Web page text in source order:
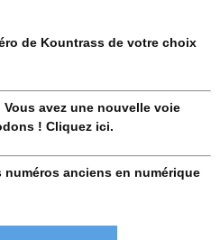
de Kountrass de votre choix
avez une nouvelle voie
! Cliquez ici.
numéros anciens en numérique